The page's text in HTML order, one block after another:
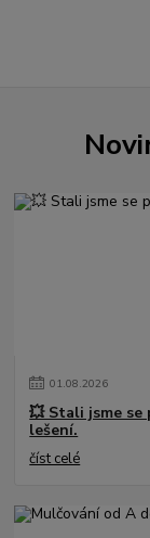
01.08.2026
💥 Stali jsme se
lešení.
číst celé